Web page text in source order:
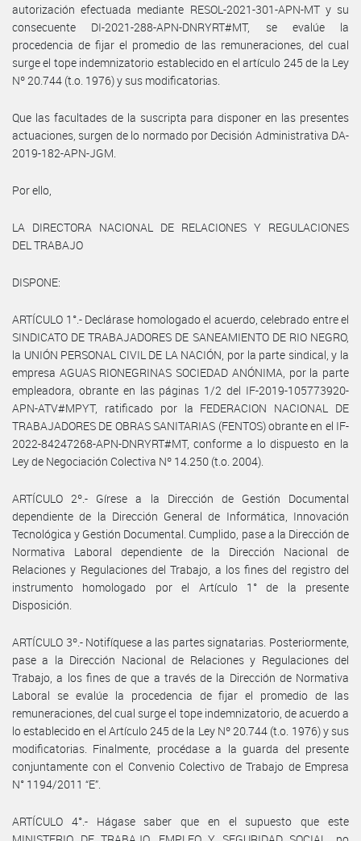
autorización efectuada mediante RESOL-2021-301-APN-MT y su
consecuente DI-2021-288-APN-DNRYRT#MT, se evalúe la
procedencia de fijar el promedio de las remuneraciones, del cual
surge el tope indemnizatorio establecido en el artículo 245 de la Ley
Nº 20.744 (t.o. 1976) y sus modificatorias.
Que las facultades de la suscripta para disponer en las presentes
actuaciones, surgen de lo normado por Decisión Administrativa DA-
2019-182-APN-JGM.
Por ello,
LA DIRECTORA NACIONAL DE RELACIONES Y REGULACIONES
DEL TRABAJO
DISPONE:
ARTÍCULO 1°.- Declárase homologado el acuerdo, celebrado entre el
SINDICATO DE TRABAJADORES DE SANEAMIENTO DE RIO NEGRO,
la UNIÓN PERSONAL CIVIL DE LA NACIÓN, por la parte sindical, y la
empresa AGUAS RIONEGRINAS SOCIEDAD ANÓNIMA, por la parte
empleadora, obrante en las páginas 1/2 del IF-2019-105773920-
APN-ATV#MPYT, ratificado por la FEDERACION NACIONAL DE
TRABAJADORES DE OBRAS SANITARIAS (FENTOS) obrante en el IF-
2022-84247268-APN-DNRYRT#MT, conforme a lo dispuesto en la
Ley de Negociación Colectiva Nº 14.250 (t.o. 2004).
ARTÍCULO 2º.- Gírese a la Dirección de Gestión Documental
dependiente de la Dirección General de Informática, Innovación
Tecnológica y Gestión Documental. Cumplido, pase a la Dirección de
Normativa Laboral dependiente de la Dirección Nacional de
Relaciones y Regulaciones del Trabajo, a los fines del registro del
instrumento homologado por el Artículo 1° de la presente
Disposición.
ARTÍCULO 3º.- Notifíquese a las partes signatarias. Posteriormente,
pase a la Dirección Nacional de Relaciones y Regulaciones del
Trabajo, a los fines de que a través de la Dirección de Normativa
Laboral se evalúe la procedencia de fijar el promedio de las
remuneraciones, del cual surge el tope indemnizatorio, de acuerdo a
lo establecido en el Artículo 245 de la Ley Nº 20.744 (t.o. 1976) y sus
modificatorias. Finalmente, procédase a la guarda del presente
conjuntamente con el Convenio Colectivo de Trabajo de Empresa
N° 1194/2011 “E”.
ARTÍCULO 4°.- Hágase saber que en el supuesto que este